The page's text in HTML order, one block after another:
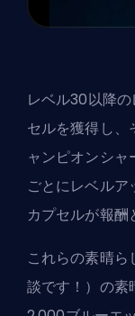
レベル30以降
セルを獲得し、
ャンピオンシャ
ごとにレベル
カプセルが報酬
これらの素晴
談です！）の素